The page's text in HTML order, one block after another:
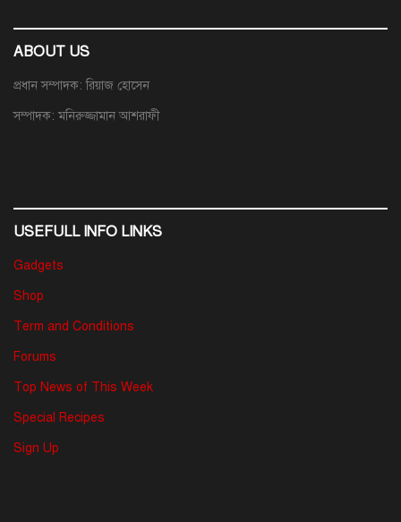
ABOUT US
প্রধান সম্পাদক: রিয়াজ হোসেন
সম্পাদক: মনিরুজ্জামান আশরাফী
USEFULL INFO LINKS
Gadgets
Shop
Term and Conditions
Forums
Top News of This Week
Special Recipes
Sign Up